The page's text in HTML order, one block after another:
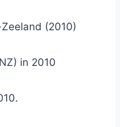
(2010)
in 2010